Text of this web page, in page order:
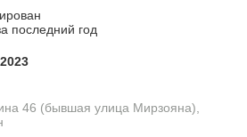
последний год
46 (бывшая улица Мирзояна),